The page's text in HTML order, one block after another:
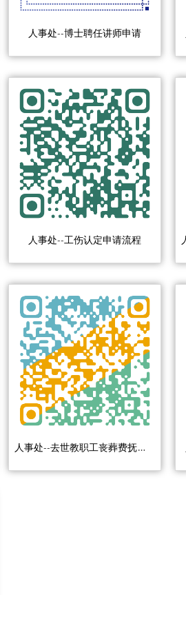
人事处--博士聘任讲师申请
人事处--工伤认定申请流程
人事处--去世教职工丧葬费抚恤金的申请